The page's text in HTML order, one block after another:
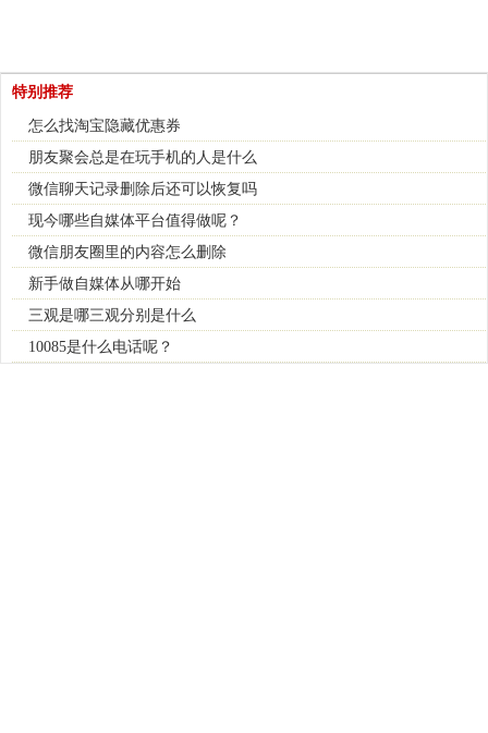
特别推荐
怎么找淘宝隐藏优惠券
朋友聚会总是在玩手机的人是什么
微信聊天记录删除后还可以恢复吗
现今哪些自媒体平台值得做呢？
微信朋友圈里的内容怎么删除
新手做自媒体从哪开始
三观是哪三观分别是什么
10085是什么电话呢？